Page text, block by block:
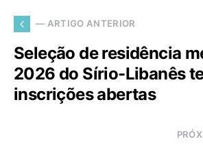
— ARTIGO ANTERIOR
Seleção de residência
2026 do Sírio-Libanês
inscrições abertas